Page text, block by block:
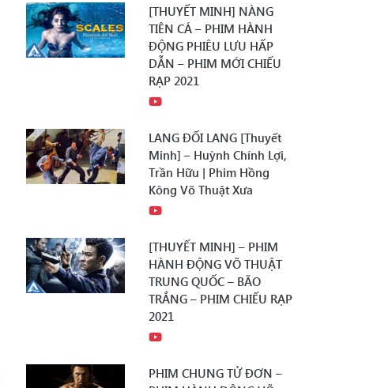
[THUYẾT MINH] NÀNG
TIÊN CÁ – PHIM HÀNH
ĐỘNG PHIÊU LƯU HẤP
DẪN – PHIM MỚI CHIẾU
RẠP 2021
LANG ĐỐI LANG [Thuyết
Minh] – Huỳnh Chính Lợi,
Trần Hữu | Phim Hồng
Kông Võ Thuật Xưa
[THUYẾT MINH] – PHIM
HÀNH ĐỘNG VÕ THUẬT
TRUNG QUỐC – BÃO
TRẮNG – PHIM CHIẾU RẠP
2021
PHIM CHUNG TỬ ĐƠN –